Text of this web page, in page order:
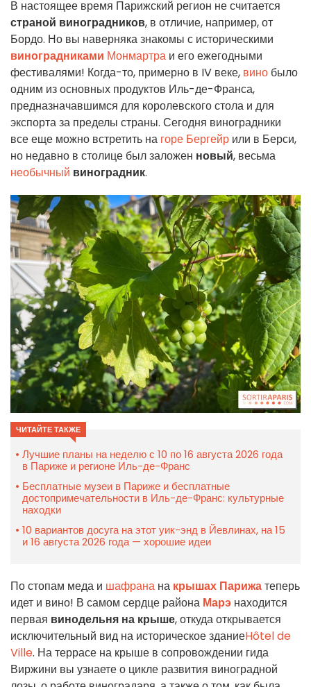
В настоящее время Парижский регион не считается
страной виноградников, в отличие, например, от
Бордо. Но вы наверняка знакомы с историческими
виноградниками Монмартра и его ежегодными
фестивалями! Когда-то, примерно в IV веке, вино было
одним из основных продуктов Иль-де-Франса,
предназначавшимся для королевского стола и для
экспорта за пределы страны. Сегодня виноградники
все еще можно встретить на горе Бергейр или в Берси,
но недавно в столице был заложен новый, весьма
необычный виноградник.
ЧИТАЙТЕ ТАКЖЕ
Лучшие планы на неделю с 10 по 16 августа 2026 года
в Париже и регионе Иль-де-Франс
Бесплатные музеи в Париже и бесплатные
достопримечательности в Иль-де-Франс: культурные
находки
10 вариантов досуга на этот уик-энд в Йевлинах, на 15
и 16 августа 2026 года — хорошие идеи
По стопам меда и шафрана на крышах Парижатеперь
идет и вино! В самом сердце района Марэ находится
первая винодельня на крыше, откуда открывается
исключительный вид на историческое зданиеHôtel de
Ville. На террасе на крыше в сопровождении гида
Виржини вы узнаете о цикле развития виноградной